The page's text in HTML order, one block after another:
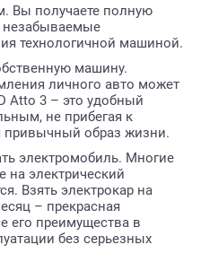
Вы получаете полную
незабываемые
технологичной машиной.
машину.
личного авто может
Atto 3 – это удобный
не прибегая к
привычный образ жизни.
электромобиль. Многие
на электрический
Взять электрокар на
– прекрасная
его преимущества в
без серьезных